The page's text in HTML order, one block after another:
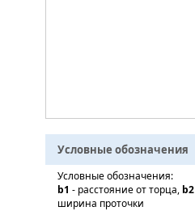
Условные обозначения
Условные обозначения:
b1 - расстояние от торца, b2
ширина проточки